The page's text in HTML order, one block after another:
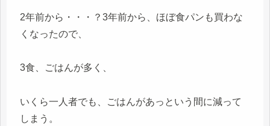
2年前から・・・？3年前から、ほぼ食パンも買わな
くなったので、
3食、ごはんが多く、
いくら一人者でも、ごはんがあっという間に減って
しまう。